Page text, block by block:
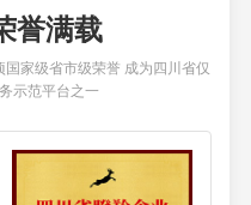
誉满载
家级省市级荣誉 成为四川省仅
示范平台之一